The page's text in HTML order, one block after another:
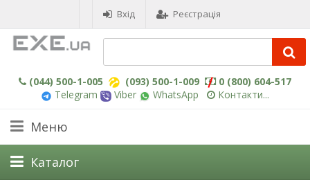
Вхід Реєстрація
(044) 500-1-005 (093) 500-1-009
0 (800) 604-517
Telegram
Viber WhatsApp Контакти...
Меню
Каталог